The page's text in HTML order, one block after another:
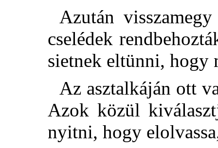
Azután
cselédek
sietnek eltünni, hogy
Az asztalkáján ott
Azok közül
nyitni, hogy